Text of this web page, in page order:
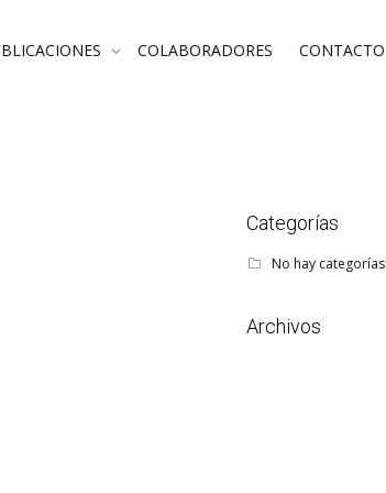
COLABORADORES CONTACTO
Categorías
No hay categorías
Archivos